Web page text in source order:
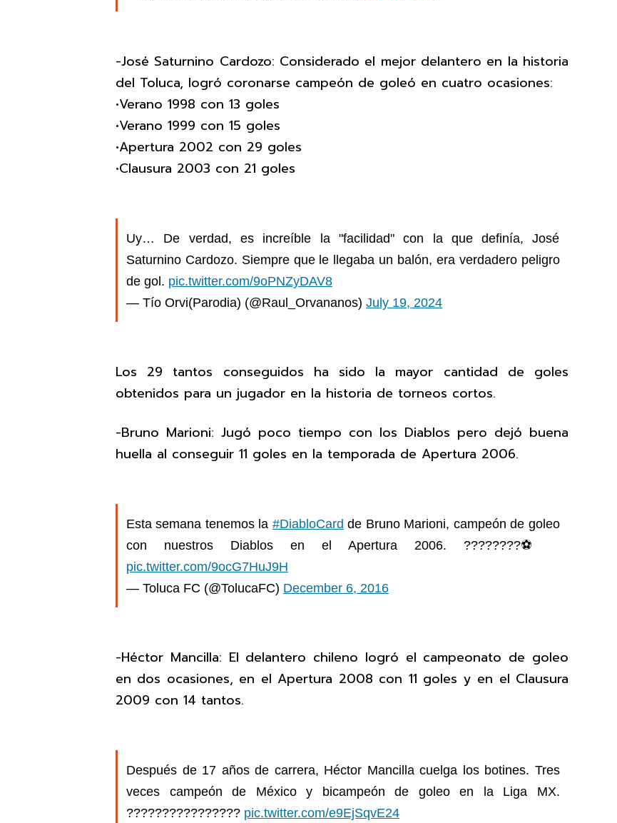
-José Saturnino Cardozo: Considerado el mejor delantero en la historia
del Toluca, logró coronarse campeón de goleó en cuatro ocasiones:
•Verano 1998 con 13 goles
•Verano 1999 con 15 goles
•Apertura 2002 con 29 goles
•Clausura 2003 con 21 goles
Uy… De verdad, es increíble la "facilidad" con la que definía, José
Saturnino Cardozo. Siempre que le llegaba un balón, era verdadero peligro
de gol. pic.twitter.com/9oPNZyDAV8
— Tío Orvi(Parodia) (@Raul_Orvananos) July 19, 2024
Los 29 tantos conseguidos ha sido la mayor cantidad de goles
obtenidos para un jugador en la historia de torneos cortos.
-Bruno Marioni: Jugó poco tiempo con los Diablos pero dejó buena
huella al conseguir 11 goles en la temporada de Apertura 2006.
Esta semana tenemos la #DiabloCard de Bruno Marioni, campeón de goleo
con nuestros Diablos en el Apertura 2006. ????????⚽️
pic.twitter.com/9ocG7HuJ9H
— Toluca FC (@TolucaFC) December 6, 2016
-Héctor Mancilla: El delantero chileno logró el campeonato de goleo
en dos ocasiones, en el Apertura 2008 con 11 goles y en el Clausura
2009 con 14 tantos.
Después de 17 años de carrera, Héctor Mancilla cuelga los botines. Tres
veces campeón de México y bicampeón de goleo en la Liga MX.
???????????????? pic.twitter.com/e9EjSqvE24